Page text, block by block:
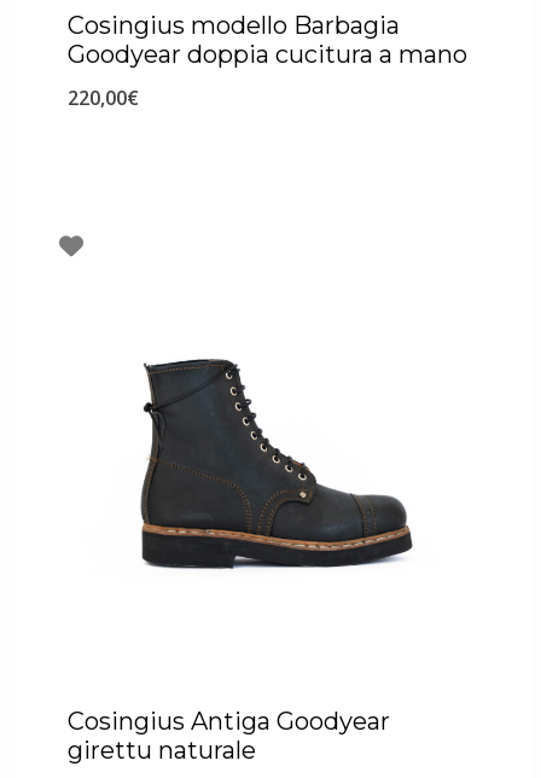
Cosingius modello Barbagia
Goodyear doppia cucitura a mano
220,00€
Cosingius Antiga Goodyear
girettu naturale